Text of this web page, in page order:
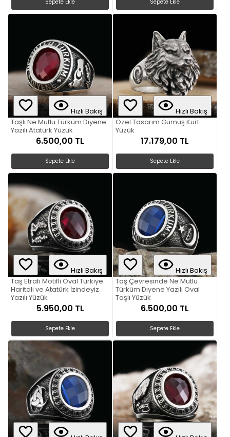
Sepete Ekle Sepete Ekle
Hızlı Bakış
Taşlı Ne Mutlu Türküm Diyene
Yazılı Atatürk Yüzük
6.500,00 TL
Sepete Ekle
Hızlı Bakış
Özel Tasarım Gümüş Kurt
Yüzük
17.179,00 TL
Sepete Ekle
Hızlı Bakış
Taş Etrafı Motifli Oval Türkiye
Haritalı ve Atatürk İzindeyiz
Yazılı Yüzük
5.950,00 TL
Sepete Ekle
Hızlı Bakış
Taş Çevresinde Ne Mutlu
Türküm Diyene Yazılı Oval
Taşlı Yüzük
6.500,00 TL
Sepete Ekle